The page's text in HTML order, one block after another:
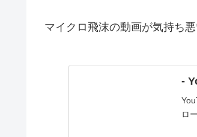
マイクロ飛沫の動画が気持ち悪
-
ロ